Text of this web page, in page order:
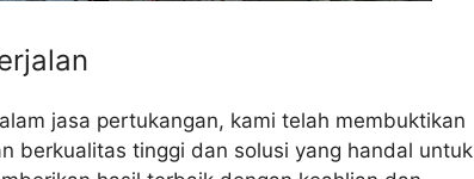
jasa pertukangan, kami telah membuktikan
berkualitas tinggi dan solusi yang handal untuk